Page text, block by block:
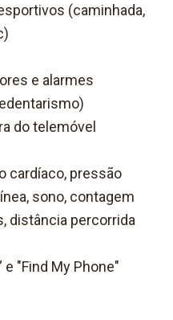
(caminhada,
e alarmes
do telemóvel
cardíaco, pressão
sono, contagem
distância percorrida
e "Find My Phone"